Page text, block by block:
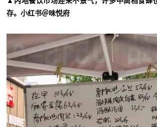
存。小红书＠味悦府